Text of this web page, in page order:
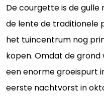
De courgette is de gulle
de lente de traditionele
het tuincentrum nog
kopen. Omdat de
een enorme groeispurt
eerste nachtvorst in